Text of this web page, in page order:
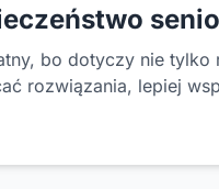
bo dotyczy nie
rozwiązania, lepiej